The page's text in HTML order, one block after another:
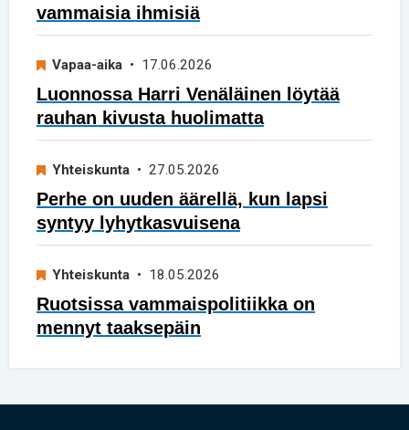
vammaisia ihmisiä
Vapaa-aika • 17.06.2026
Luonnossa Harri Venäläinen löytää
rauhan kivusta huolimatta
Yhteiskunta • 27.05.2026
Perhe on uuden äärellä, kun lapsi
syntyy lyhytkasvuisena
Yhteiskunta • 18.05.2026
Ruotsissa vammaispolitiikka on
mennyt taaksepäin